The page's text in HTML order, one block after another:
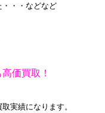
・・・などなど
価買取！
実績になります。